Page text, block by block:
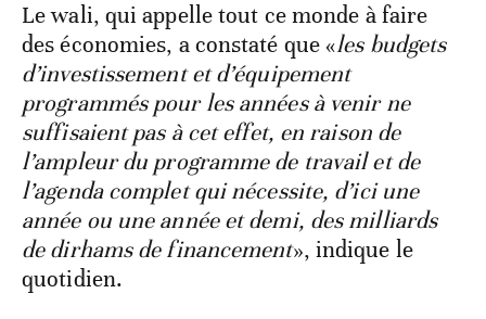
Le wali, qui appelle tout ce monde à faire
des économies, a constaté que «les budgets
d’investissement et d’équipement
programmés pour les années à venir ne
suffisaient pas à cet effet, en raison de
l’ampleur du programme de travail et de
l’agenda complet qui nécessite, d’ici une
année ou une année et demi, des milliards
de dirhams de financement», indique le
quotidien.